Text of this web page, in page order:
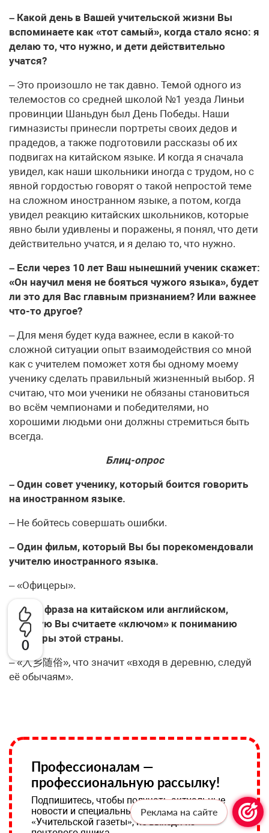
0
– Какой день в Вашей учительской жизни Вы
вспоминаете как «тот самый», когда стало ясно: я
делаю то, что нужно, и дети действительно
учатся?
– Это произошло не так давно. Темой одного из
телемостов со средней школой №1 уезда Линьи
провинции Шаньдун был День Победы. Наши
гимназисты принесли портреты своих дедов и
прадедов, а также подготовили рассказы об их
подвигах на китайском языке. И когда я сначала
увидел, как наши школьники иногда с трудом, но с
явной гордостью говорят о такой непростой теме
на сложном иностранном языке, а потом, когда
увидел реакцию китайских школьников, которые
явно были удивлены и поражены, я понял, что дети
действительно учатся, и я делаю то, что нужно.
– Если через 10 лет Ваш нынешний ученик скажет:
«Он научил меня не бояться чужого языка», будет
ли это для Вас главным признанием? Или важнее
что-то другое?
– Для меня будет куда важнее, если в какой-то
сложной ситуации опыт взаимодействия со мной
как с учителем поможет хотя бы одному моему
ученику сделать правильный жизненный выбор. Я
считаю, что мои ученики не обязаны становиться
во всём чемпионами и победителями, но
хорошими людьми они должны стремиться быть
всегда.
Блиц-опрос
– Один совет ученику, который боится говорить
на иностранном языке.
– Не бойтесь совершать ошибки.
– Один фильм, который Вы бы порекомендовали
учителю иностранного языка.
– «Офицеры».
– Одна фраза на китайском или английском,
которую Вы считаете «ключом» к пониманию
культуры этой страны.
– «入乡随俗», что значит «входя в деревню, следуй
её обычаям».
Профессионалам —
профессиональную рассылку!
Подпишитесь, чтобы получать актуальные
новости и специальные предложения от
«Учительской газеты», не выходя из
Реклама на сайте